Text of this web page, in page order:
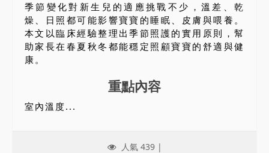
季節變化對新生兒的適應挑戰不少，溫差、乾
燥、日照都可能影響寶寶的睡眠、皮膚與喂養。
本文以臨床經驗整理出季節照護的實用原則，幫
助家長在春夏秋冬都能穩定照顧寶寶的舒適與健
康。
重點內容
室內溫度...
人氣 439 |